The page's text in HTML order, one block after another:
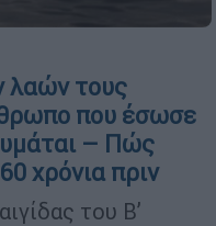
λαών τους
που έσωσε
– Πώς
χρόνια πριν
του Β’